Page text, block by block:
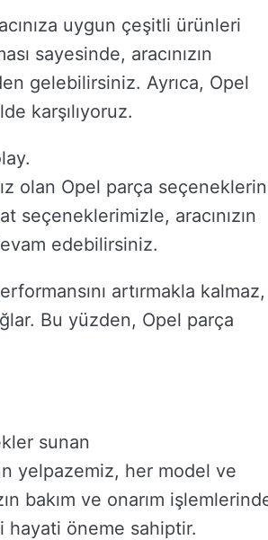
uygun çeşitli ürünleri
sayesinde, aracınızın
gelebilirsiniz. Ayrıca, Opel
karşılıyoruz.
olan Opel parça
seçeneklerimizle, aracınızın
edebilirsiniz.
artırmakla kalmaz,
Bu yüzden, Opel parça
sunan
yelpazemiz, her model ve
bakım ve onarım
hayati öneme sahiptir.